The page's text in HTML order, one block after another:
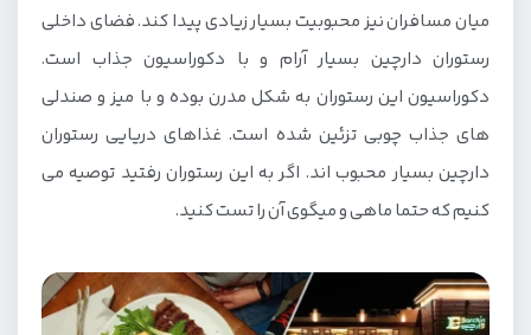
6. رستوران پاشا کیش
7. رستوران رویال استار
بهترین فست فودهای کیش
2. فودلند کیش
3. خانه سوخاری کیش
میان مسافران نیز محبوبیت بسیار زیادی پیدا کند. فضای داخلی
رستوران دارچین بسیار آرام و با دکوراسیون جذاب است.
دکوراسیون این رستوران به شکل مدرن بوده و با میز و صندلی
های جذاب چوبی تزئین شده است. غذاهای دریایی رستوران
دارچین بسیار محبوب اند. اگر به این رستوران رفتید توصیه می
کنیم که حتما ماهی و میگوی آن را تست کنید.